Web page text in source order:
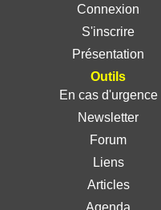
Connexion
S'inscrire
Présentation
Outils
En cas d'urgence
Newsletter
Forum
Liens
Articles
Agenda